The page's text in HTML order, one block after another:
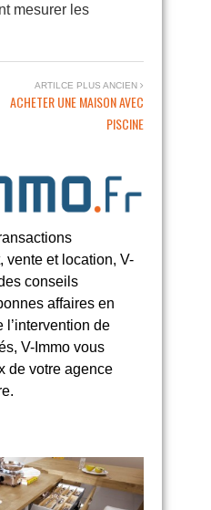
mesurer les
ARTILCE PLUS ANCIEN
ACHETER UNE MAISON AVEC
PISCINE
vente et location, V-
conseils
affaires en
l’intervention de
V-Immo vous
de votre agence